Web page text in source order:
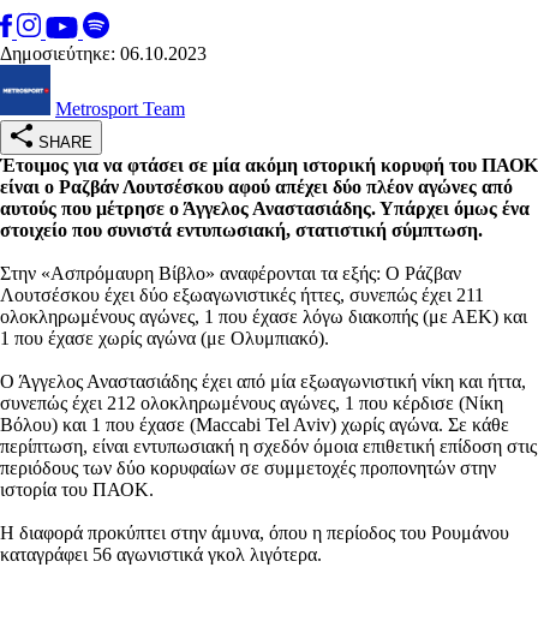
Δημοσιεύτηκε: 06.10.2023
Metrosport Team
SHARE
Έτοιμος για να φτάσει σε μία ακόμη ιστορική κορυφή του ΠΑΟΚ
είναι ο Ραζβάν Λουτσέσκου αφού απέχει δύο πλέον αγώνες από
αυτούς που μέτρησε ο Άγγελος Αναστασιάδης. Υπάρχει όμως ένα
στοιχείο που συνιστά εντυπωσιακή, στατιστική σύμπτωση.
Στην «Ασπρόμαυρη Βίβλο» αναφέρονται τα εξής: Ο Ράζβαν
Λουτσέσκου έχει δύο εξωαγωνιστικές ήττες, συνεπώς έχει 211
ολοκληρωμένους αγώνες, 1 που έχασε λόγω διακοπής (με ΑΕΚ) και
1 που έχασε χωρίς αγώνα (με Ολυμπιακό).
Ο Άγγελος Αναστασιάδης έχει από μία εξωαγωνιστική νίκη και ήττα,
συνεπώς έχει 212 ολοκληρωμένους αγώνες, 1 που κέρδισε (Νίκη
Βόλου) και 1 που έχασε (Maccabi Tel Aviv) χωρίς αγώνα. Σε κάθε
περίπτωση, είναι εντυπωσιακή η σχεδόν όμοια επιθετική επίδοση στις
περιόδους των δύο κορυφαίων σε συμμετοχές προπονητών στην
ιστορία του ΠΑΟΚ.
Η διαφορά προκύπτει στην άμυνα, όπου η περίοδος του Ρουμάνου
καταγράφει 56 αγωνιστικά γκολ λιγότερα.